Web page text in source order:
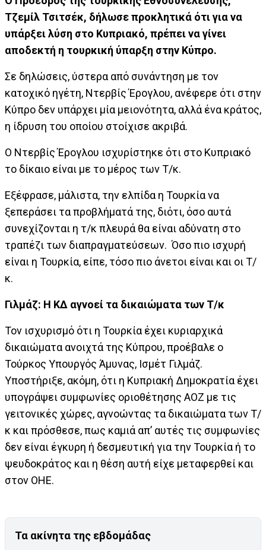
Τζεμίλ Τσιτσέκ, δήλωσε προκλητικά ότι για να
υπάρξει λύση στο Κυπριακό, πρέπει να γίνει
αποδεκτή η τουρκική ύπαρξη στην Κύπρο.
Σε δηλώσεις, ύστερα από συνάντηση με τον
κατοχικό ηγέτη, Ντερβίς Έρογλου, ανέφερε ότι στην
Κύπρο δεν υπάρχει μία μειονότητα, αλλά ένα κράτος,
η ίδρυση του οποίου στοίχισε ακριβά.
Ο Ντερβίς Έρογλου ισχυρίστηκε ότι στο Κυπριακό
το δίκαιο είναι με το μέρος των Τ/κ.
Εξέφρασε, μάλιστα, την ελπίδα η Τουρκία να
ξεπεράσει τα προβλήματά της, διότι, όσο αυτά
συνεχίζονται η τ/κ πλευρά θα είναι αδύνατη στο
τραπέζι των διαπραγματεύσεων. Όσο πιο ισχυρή
είναι η Τουρκία, είπε, τόσο πιο άνετοι είναι και οι Τ/
κ.
Γιλμάζ: Η ΚΔ αγνοεί τα δικαιώματα των Τ/κ
Τον ισχυρισμό ότι η Τουρκία έχει κυριαρχικά
δικαιώματα ανοιχτά της Κύπρου, προέβαλε ο
Τούρκος Υπουργός Άμυνας, Ισμέτ Γιλμάζ.
Υποστήριξε, ακόμη, ότι η Κυπριακή Δημοκρατία έχει
υπογράψει συμφωνίες οριοθέτησης ΑΟΖ με τις
γειτονικές χώρες, αγνοώντας τα δικαιώματα των Τ/
κ και πρόσθεσε, πως καμιά απ’ αυτές τις συμφωνίες
δεν είναι έγκυρη ή δεσμευτική για την Τουρκία ή το
ψευδοκράτος και η θέση αυτή είχε μεταφερθεί και
στον ΟΗΕ.
Τα ακίνητα της εβδομάδας